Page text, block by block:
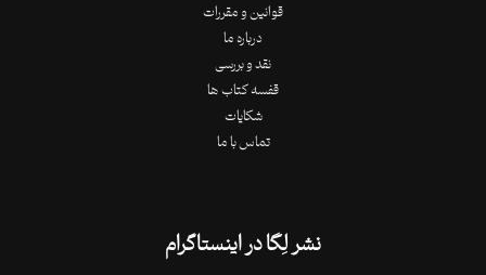
قوانین و مقررات
درباره ما
نقد و بررسی
قفسه کتاب ها
شکایات
تماس با ما
نشر لِگا در اینستاگرام